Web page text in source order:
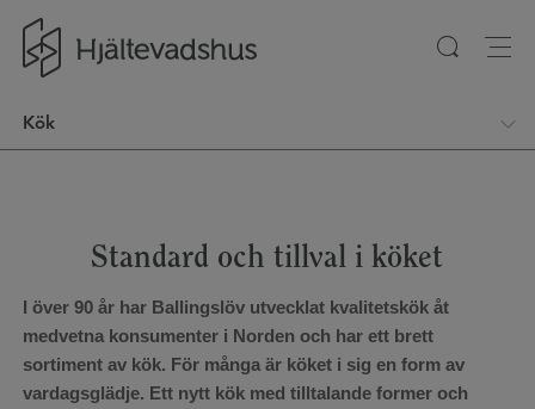
Kök
Standard och tillval i köket
I över 90 år har Ballingslöv utvecklat kvalitetskök åt
medvetna konsumenter i Norden och har ett brett
sortiment av kök. För många är köket i sig en form av
vardagsglädje. Ett nytt kök med tilltalande former och